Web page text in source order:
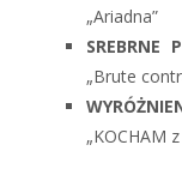
„Ariadna”
SREBRNE
„Brute
„KOCHAM